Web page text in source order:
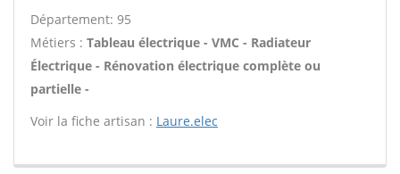
Département: 95
Métiers : Tableau électrique - VMC - Radiateur
Électrique - Rénovation électrique complète ou
partielle -
Voir la fiche artisan : Laure.elec